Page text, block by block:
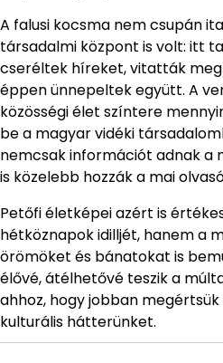
A falusi kocsma nem csupán
társadalmi központ is volt: itt
cseréltek híreket, vitatták
éppen ünnepeltek együtt. A
közösségi élet színtere
be a magyar vidéki
nemcsak információt adnak a
is közelebb hozzák a mai
Petőfi életképei azért is
hétköznapok idilljét, hanem a
örömöket és bánatokat is
élővé, átélhetővé teszik a
ahhoz, hogy jobban
kulturális hátterünket.